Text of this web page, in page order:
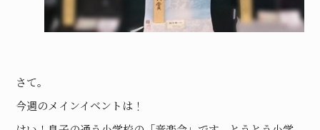
さて。
今週のメインイベントは！